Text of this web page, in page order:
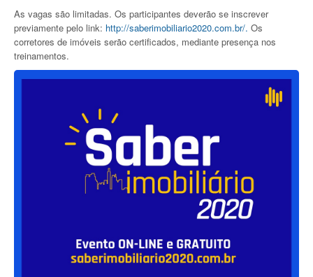
As vagas são limitadas. Os participantes deverão se inscrever
previamente pelo link: http://saberimobiliario2020.com.br/. Os
corretores de imóveis serão certificados, mediante presença nos
treinamentos.